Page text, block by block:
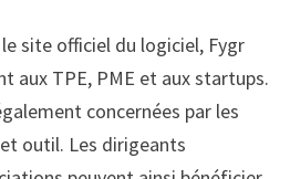
site officiel du logiciel, Fygr
aux TPE, PME et aux startups.
concernées par les
outil. Les dirigeants